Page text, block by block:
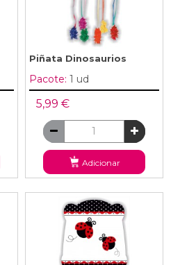
Piñata Dinosaurios
Pacote: 1 ud
5,99 €
Adicionar